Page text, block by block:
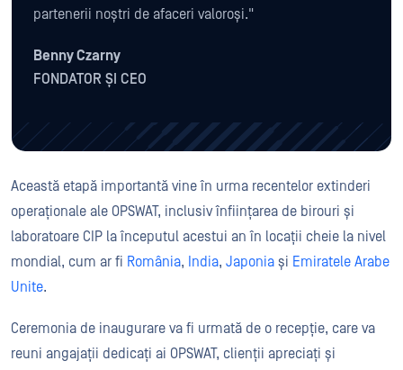
partenerii noștri de afaceri valoroși."
Benny Czarny
FONDATOR ȘI CEO
Această etapă importantă vine în urma recentelor extinderi
operaționale ale OPSWAT, inclusiv înființarea de birouri și
laboratoare CIP la începutul acestui an în locații cheie la nivel
mondial, cum ar fi România, India, Japonia și Emiratele Arabe
Unite.
Ceremonia de inaugurare va fi urmată de o recepție, care va
reuni angajații dedicați ai OPSWAT, clienții apreciați și